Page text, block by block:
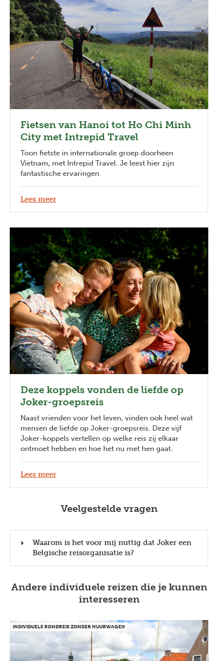
Fietsen van Hanoi tot Ho Chi Minh
City met Intrepid Travel
Toon fietste in internationale groep doorheen
Vietnam, met Intrepid Travel. Je leest hier zijn
fantastische ervaringen.
Lees meer
Deze koppels vonden de liefde op
Joker-groepsreis
Naast vrienden voor het leven, vinden ook heel wat
mensen de liefde op Joker-groepsreis. Deze vijf
Joker-koppels vertellen op welke reis zij elkaar
ontmoet hebben en hoe het nu met hen gaat.
Lees meer
Veelgestelde vragen
Waarom is het voor mij nuttig dat Joker een
Belgische reisorganisatie is?
Andere individuele reizen die je kunnen
interesseren
INDIVIDUELE RONDREIS ZONDER HUURWAGEN